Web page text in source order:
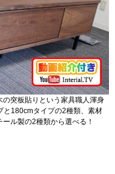
突板貼りという家具職人渾身
と180cmタイプの2種類、素材
ル製の2種類から選べる！